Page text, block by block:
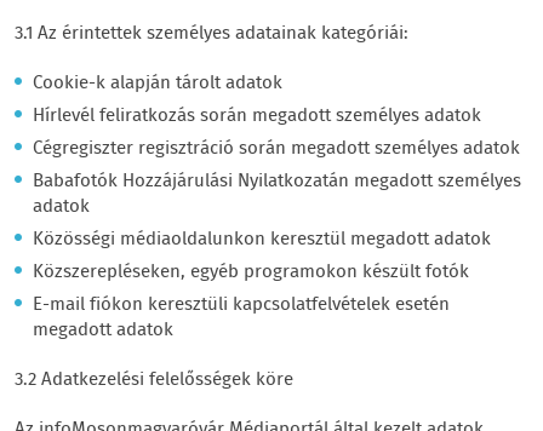
3.1 Az érintettek személyes adatainak kategóriái:
Cookie-k alapján tárolt adatok
Hírlevél feliratkozás során megadott személyes adatok
Cégregiszter regisztráció során megadott személyes adatok
Babafotók Hozzájárulási Nyilatkozatán megadott személyes
adatok
Közösségi médiaoldalunkon keresztül megadott adatok
Közszerepléseken, egyéb programokon készült fotók
E-mail fiókon keresztüli kapcsolatfelvételek esetén
megadott adatok
3.2 Adatkezelési felelősségek köre